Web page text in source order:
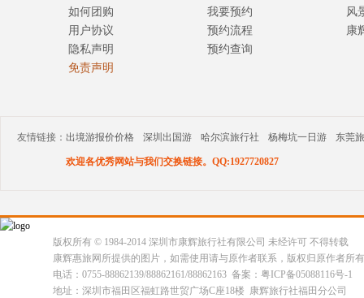
如何团购
用户协议
隐私声明
免责声明
我要预约
预约流程
预约查询
风
康
友情链接： 出境游报价价格 深圳出国游 哈尔滨旅行社 杨梅坑一日游 东莞
欢迎各优秀网站与我们交换链接。QQ:1927720827
版权所有 © 1984-2014 深圳市康辉旅行社有限公司 未经许可 不得转载
康辉惠旅网所提供的图片，如需使用请与原作者联系，版权归原作者所
电话：0755-88862139/88862161/88862163 备案：粤ICP备05088116号-1
地址：深圳市福田区福虹路世贸广场C座18楼 康辉旅行社福田分公司